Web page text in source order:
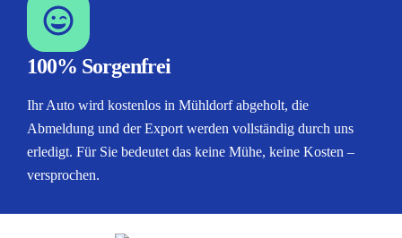
100% Sorgenfrei
Ihr Auto wird kostenlos in Mühldorf abgeholt, die
Abmeldung und der Export werden vollständig durch uns
erledigt. Für Sie bedeutet das keine Mühe, keine Kosten –
versprochen.